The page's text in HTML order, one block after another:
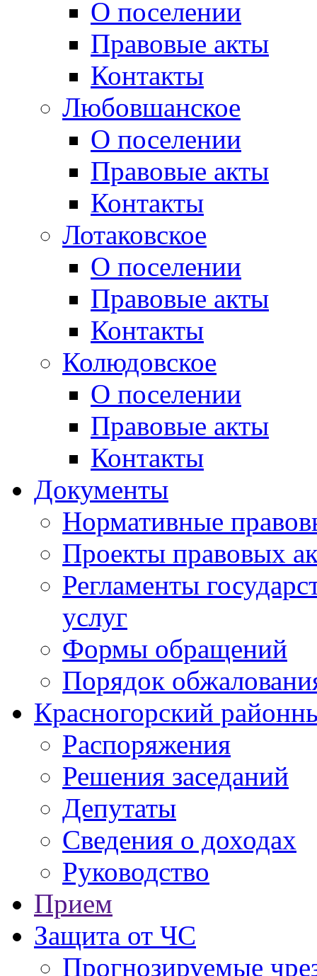
О поселении
Правовые акты
Контакты
Любовшанское
О поселении
Правовые акты
Контакты
Лотаковское
О поселении
Правовые акты
Контакты
Колюдовское
О поселении
Правовые акты
Контакты
Документы
Нормативные
Проекты правовых
Регламенты
услуг
Формы обращений
Порядок
Красногорский
Распоряжения
Решения заседаний
Депутаты
Сведения о доходах
Руководство
Прием
Защита от ЧС
Прогнозируемые